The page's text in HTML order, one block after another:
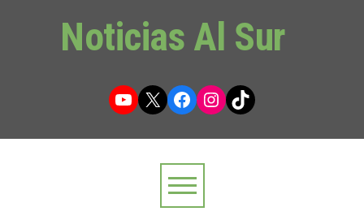
Noticias Al Sur
YouTube
X Facebook
Instagram
TikTok